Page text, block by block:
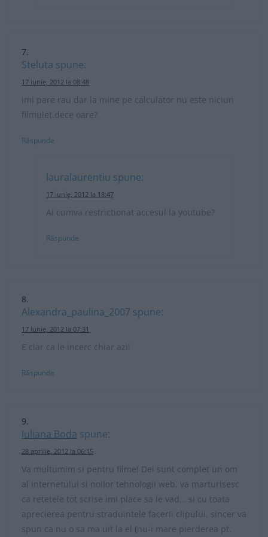
Steluta spune:
17 iunie, 2012 la 08:48
imi pare rau dar la mine pe calculator nu este niciun
filmulet.dece oare?
Răspunde
lauralaurentiu spune:
17 iunie, 2012 la 18:47
Ai cumva restrictionat accesul la youtube?
Răspunde
Alexandra_paulina_2007 spune:
17 iunie, 2012 la 07:31
E clar ca le incerc chiar azi!
Răspunde
Iuliana Boda spune:
28 aprilie, 2012 la 06:15
Va multumim si pentru filme! Dei sunt complet un om
al internetului si noilor tehnologii web, va marturisesc
ca retetele tot scrise imi place sa le vad… si cu toata
aprecierea pentru straduintele facerii clipului, sincer va
spun ca nu o sa ma uit la el (nu-i mare pierderea pt.